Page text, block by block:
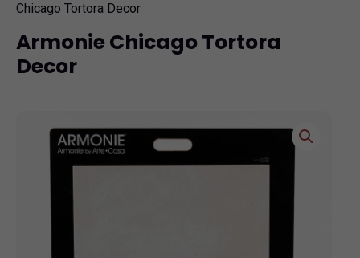
Chicago Tortora Decor
Armonie Chicago Tortora
Decor